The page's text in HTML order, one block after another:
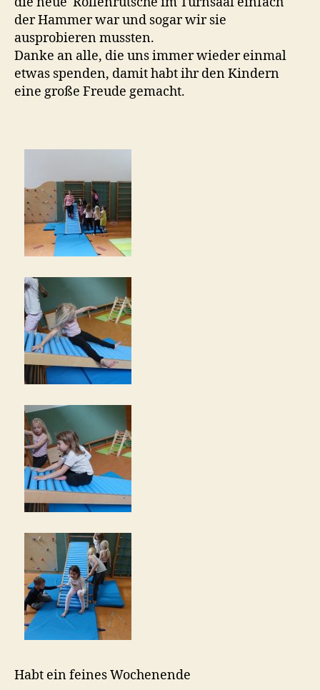
der Hammer war und sogar wir sie
ausprobieren mussten.
Danke an alle, die uns immer wieder einmal
etwas spenden, damit habt ihr den Kindern
eine große Freude gemacht.
Habt ein feines Wochenende